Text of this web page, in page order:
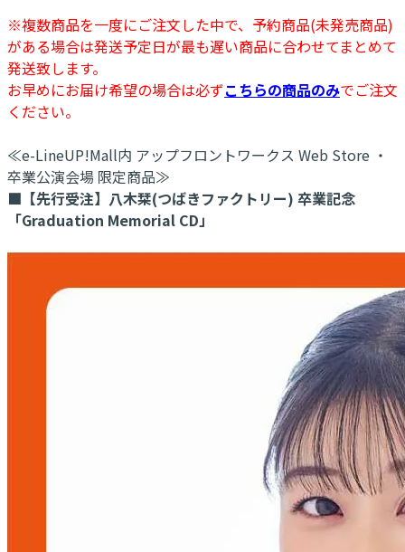
※複数商品を一度にご注文した中で、予約商品(未発売商品)
がある場合は発送予定日が最も遅い商品に合わせてまとめて
発送致します。
お早めにお届け希望の場合は必ずこちらの商品のみでご注文
ください。
≪e-LineUP!Mall内 アップフロントワークス Web Store ・
卒業公演会場 限定商品≫
■【先行受注】八木栞(つばきファクトリー) 卒業記念
「Graduation Memorial CD」